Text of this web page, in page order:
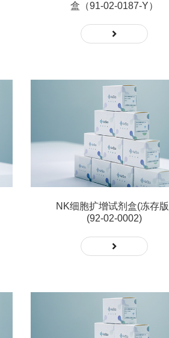
盒（91-02-0187-Y）
NK细胞扩增试剂盒(冻存
(92-02-0002)